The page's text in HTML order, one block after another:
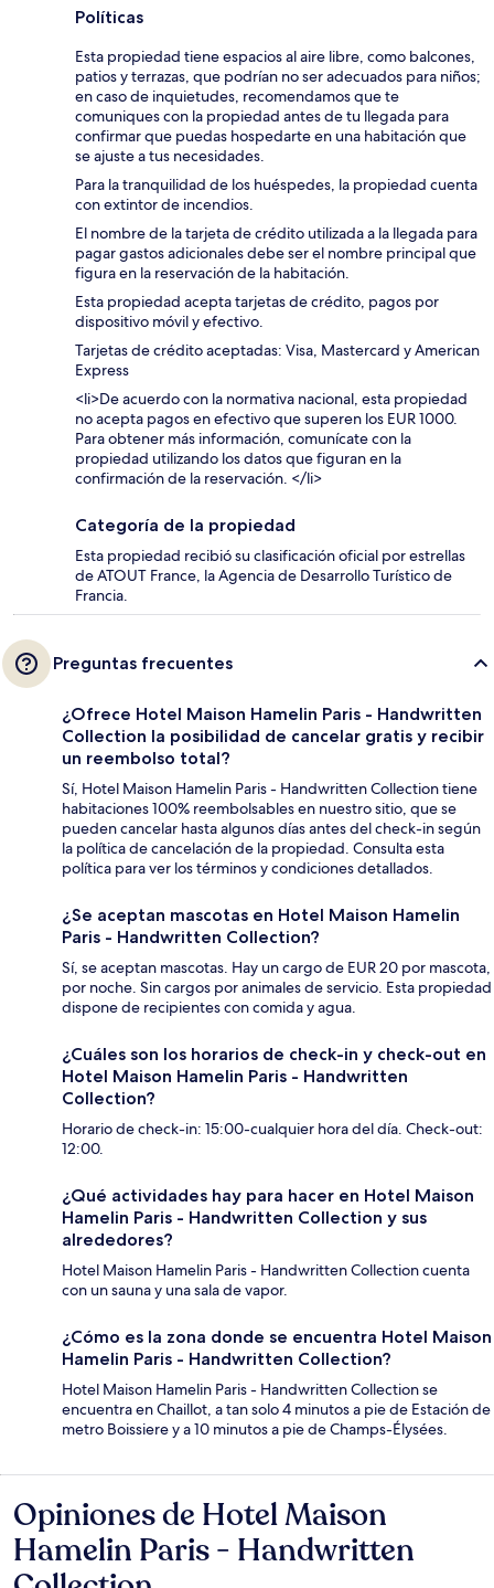
Políticas
Esta propiedad tiene espacios al aire libre, como balcones,
patios y terrazas, que podrían no ser adecuados para niños;
en caso de inquietudes, recomendamos que te
comuniques con la propiedad antes de tu llegada para
confirmar que puedas hospedarte en una habitación que
se ajuste a tus necesidades.
Para la tranquilidad de los huéspedes, la propiedad cuenta
con extintor de incendios.
El nombre de la tarjeta de crédito utilizada a la llegada para
pagar gastos adicionales debe ser el nombre principal que
figura en la reservación de la habitación.
Esta propiedad acepta tarjetas de crédito, pagos por
dispositivo móvil y efectivo.
Tarjetas de crédito aceptadas: Visa, Mastercard y American
Express
<li>De acuerdo con la normativa nacional, esta propiedad
no acepta pagos en efectivo que superen los EUR 1000.
Para obtener más información, comunícate con la
propiedad utilizando los datos que figuran en la
confirmación de la reservación. </li>
Categoría de la propiedad
Esta propiedad recibió su clasificación oficial por estrellas
de ATOUT France, la Agencia de Desarrollo Turístico de
Francia.
Preguntas frecuentes
¿Ofrece Hotel Maison Hamelin Paris - Handwritten
Collection la posibilidad de cancelar gratis y recibir
un reembolso total?
Sí, Hotel Maison Hamelin Paris - Handwritten Collection tiene
habitaciones 100% reembolsables en nuestro sitio, que se
pueden cancelar hasta algunos días antes del check-in según
la política de cancelación de la propiedad. Consulta esta
política para ver los términos y condiciones detallados.
¿Se aceptan mascotas en Hotel Maison Hamelin
Paris - Handwritten Collection?
Sí, se aceptan mascotas. Hay un cargo de EUR 20 por mascota,
por noche. Sin cargos por animales de servicio. Esta propiedad
dispone de recipientes con comida y agua.
¿Cuáles son los horarios de check-in y check-out en
Hotel Maison Hamelin Paris - Handwritten
Collection?
Horario de check-in: 15:00-cualquier hora del día. Check-out:
12:00.
¿Qué actividades hay para hacer en Hotel Maison
Hamelin Paris - Handwritten Collection y sus
alrededores?
Hotel Maison Hamelin Paris - Handwritten Collection cuenta
con un sauna y una sala de vapor.
¿Cómo es la zona donde se encuentra Hotel Maison
Hamelin Paris - Handwritten Collection?
Hotel Maison Hamelin Paris - Handwritten Collection se
encuentra en Chaillot, a tan solo 4 minutos a pie de Estación de
metro Boissiere y a 10 minutos a pie de Champs-Élysées.
Opiniones
Opiniones de Hotel Maison
Hamelin Paris - Handwritten